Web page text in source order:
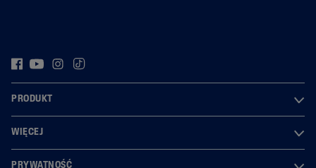
PRODUKT
WIĘCEJ
PRYWATNOŚĆ